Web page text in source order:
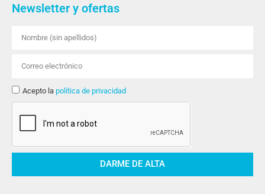
Newsletter y ofertas
Acepto la política de privacidad
DARME DE ALTA